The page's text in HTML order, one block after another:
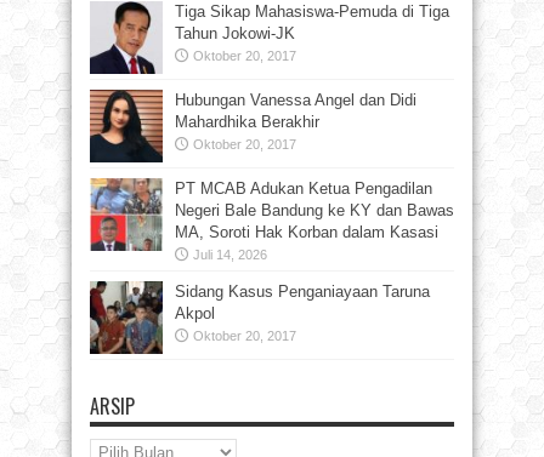
Tiga Sikap Mahasiswa-Pemuda di Tiga
Tahun Jokowi-JK
Oktober 20, 2017
Hubungan Vanessa Angel dan Didi
Mahardhika Berakhir
Oktober 20, 2017
PT MCAB Adukan Ketua Pengadilan
Negeri Bale Bandung ke KY dan Bawas
MA, Soroti Hak Korban dalam Kasasi
Juli 14, 2026
Sidang Kasus Penganiayaan Taruna
Akpol
Oktober 20, 2017
ARSIP
Arsip